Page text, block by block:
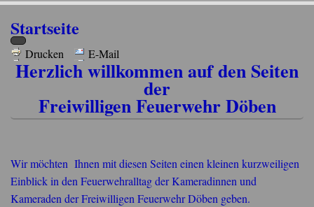
Startseite
Drucken E-Mail
Herzlich willkommen auf den Seiten
der
Freiwilligen Feuerwehr Döben
Wir möchten Ihnen mit diesen Seiten einen kleinen kurzweiligen
Einblick in den Feuerwehralltag der Kameradinnen und
Kameraden der Freiwilligen Feuerwehr Döben geben.